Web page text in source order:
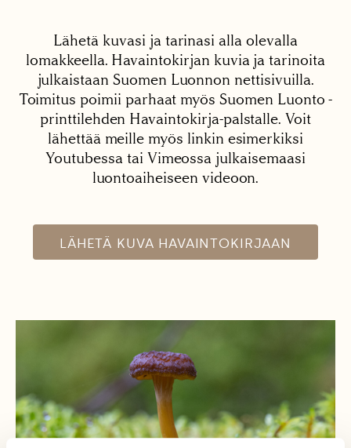
Lähetä kuvasi ja tarinasi alla olevalla
lomakkeella. Havaintokirjan kuvia ja tarinoita
julkaistaan Suomen Luonnon nettisivuilla.
Toimitus poimii parhaat myös Suomen Luonto -
printtilehden Havaintokirja-palstalle. Voit
lähettää meille myös linkin esimerkiksi
Youtubessa tai Vimeossa julkaisemaasi
luontoaiheiseen videoon.
LÄHETÄ KUVA HAVAINTOKIRJAAN